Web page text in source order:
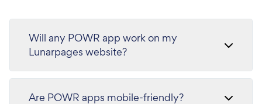
Will any POWR app work on my
Lunarpages website?
Are POWR apps mobile-friendly?